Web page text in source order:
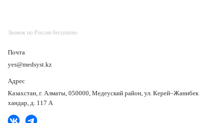
Звонок по России бесплатно
Почта
yes@medsyst.kz
Адрес
Казахстан, г. Алматы, 050000, Медеуский район, ул. Керей–Жанибек
хандар, д. 117 А